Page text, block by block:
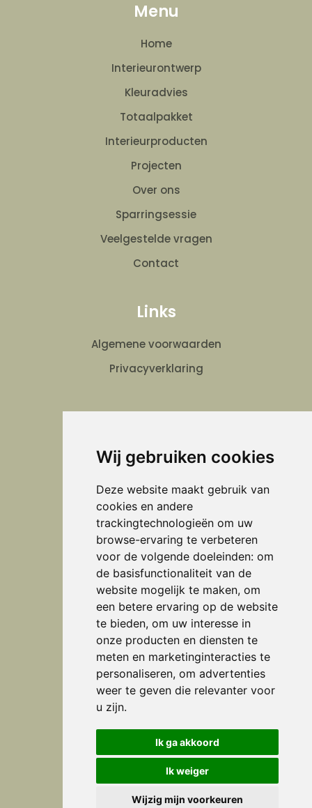
Wij gebruiken cookies
Deze website maakt gebruik van
cookies en andere
trackingtechnologieën om uw
browse-ervaring te verbeteren
voor de volgende doeleinden: om
de basisfunctionaliteit van de
website mogelijk te maken, om
een betere ervaring op de website
te bieden, om uw interesse in
onze producten en diensten te
meten en marketinginteracties te
personaliseren, om advertenties
weer te geven die relevanter voor
u zijn.
Ik ga akkoord
Ik weiger
Wijzig mijn voorkeuren
Menu
Home
Interieurontwerp
Kleuradvies
Totaalpakket
Interieurproducten
Projecten
Over ons
Sparringsessie
Veelgestelde vragen
Contact
Links
Algemene voorwaarden
Privacyverklaring
Volg ons
Adres
Interieurstudio Verheijen
Doctor Huub van Doorneweg 28 b
5753 PM Deurne
(0493) 32 23 93
studio@verheijen.nl
Openingstijden
maandag t/m vrijdag
09:00 - 17:00 uur (op afspraak)